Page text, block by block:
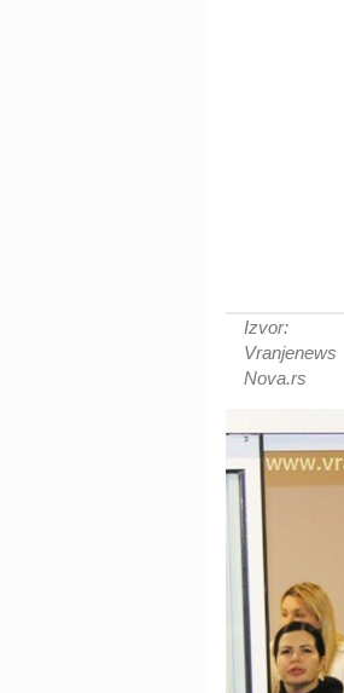
Izvor:
Vranjenews
Nova.rs